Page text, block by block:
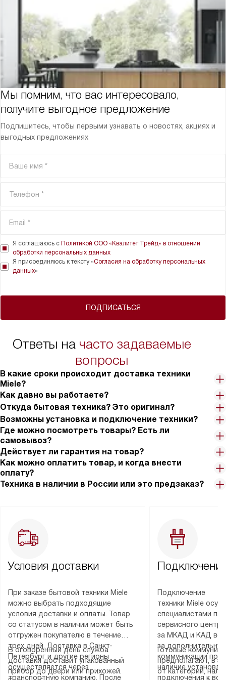
Мы помним, что вас интересовало,
получите выгодное предложение
Подпишитесь, чтобы первыми узнавать о новостях, акциях и
выгодных предложениях
ПОДПИСАТЬСЯ
Я соглашаюсь с Политикой ООО «Квалитет Трейд» в отношении
обработки персональных данных
Я присоединяюсь к тексту «Согласия на обработку персональных
данных»
Ответы на часто задаваемые
вопросы
В какие сроки происходит доставка техники
Miele?
Как давно вы работаете?
Откуда бытовая техника? Это оригинал?
Возможны установка и подключение техники?
Где можно посмотреть товары? Есть ли
самовывоз?
Действует ли гарантия на товар?
Как можно оплатить товар, и когда внести
оплату?
Техника в наличии в России или это предзаказ?
Условия доставки
При заказе бытовой техники Miele
можно выбрать подходящие
условия доставки и оплаты. Товар
со статусом в наличии может быть
отгружен покупателю в течение
трех дней. Доставка в Санкт-
Петербург и другие регионы
осуществляется через
транспортную компанию. После
В оговоренный день служба
доставки доставит упакованный
прибор до двери или прихожей.
Подключение
техники Miele
специалистами
сервисного
за МКАД и КАД
за
коммуникации
наличие
подключения к
Готовые
предполагают, в
от категории,